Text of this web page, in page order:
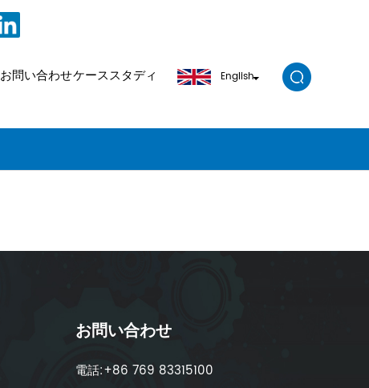
お問い合わせケーススタディ English
お問い合わせ
電話:+86 769 83315100